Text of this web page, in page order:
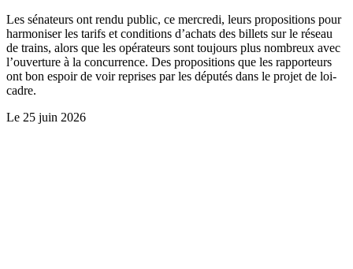
Les sénateurs ont rendu public, ce mercredi, leurs propositions pour
harmoniser les tarifs et conditions d’achats des billets sur le réseau
de trains, alors que les opérateurs sont toujours plus nombreux avec
l’ouverture à la concurrence. Des propositions que les rapporteurs
ont bon espoir de voir reprises par les députés dans le projet de loi-
cadre.
Le 25 juin 2026